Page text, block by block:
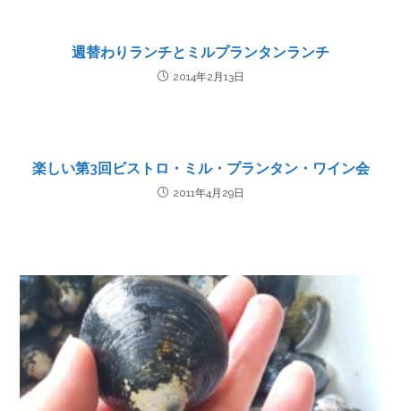
週替わりランチとミルプランタンランチ
2014年2月13日
楽しい第3回ビストロ・ミル・プランタン・ワイン会
2011年4月29日